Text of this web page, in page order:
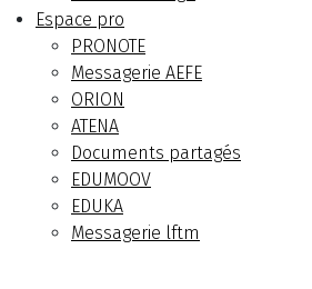
Espace pro
PRONOTE
Messagerie AEFE
ORION
ATENA
Documents partagés
EDUMOOV
EDUKA
Messagerie lftm